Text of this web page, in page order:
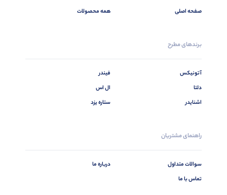
صفحه اصلی همه محصولات
برندهای مطرح
آتونیکس
دلتا
اشنایدر
فیندر
ال اس
ستاره یزد
راهنمای مشتریان
سوالات متداول
تماس با ما
درباره ما